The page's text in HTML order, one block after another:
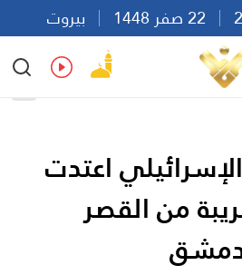
بيروت
Ar
اعتدت
من القصر